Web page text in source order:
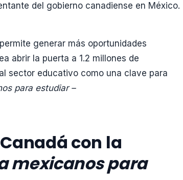
del gobierno canadiense en México.
generar más oportunidades
abrir la puerta a 1.2 millones de
sector educativo como una clave para
para estudiar –
con la
mexicanos para